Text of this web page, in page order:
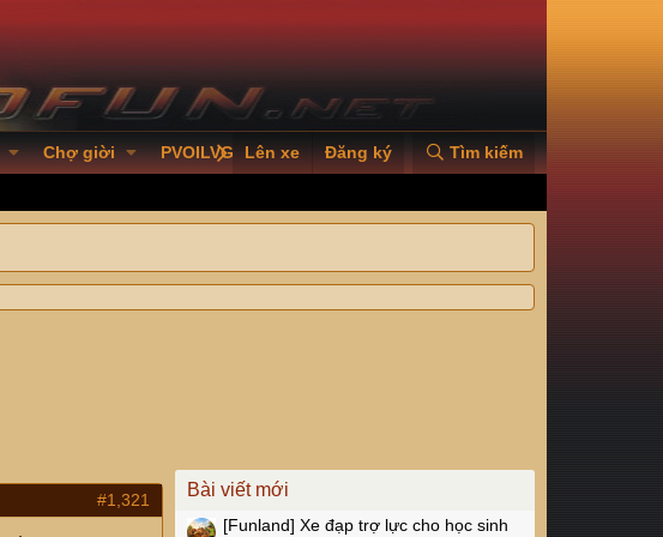
Chợ giời PVOILVGC2026
Lên xe Đăng ký Tìm kiếm
#1,321 Bài viết mới
[Funland] Xe đạp trợ lực cho học sinh